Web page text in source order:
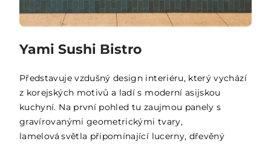
Yami Sushi Bistro
Představuje vzdušný design interiéru, který vychází
z korejských motivů a ladí s moderní asijskou
kuchyní. Na první pohled tu zaujmou panely s
gravírovanými geometrickými tvary,
lamelová světla připomínající lucerny, dřevěný